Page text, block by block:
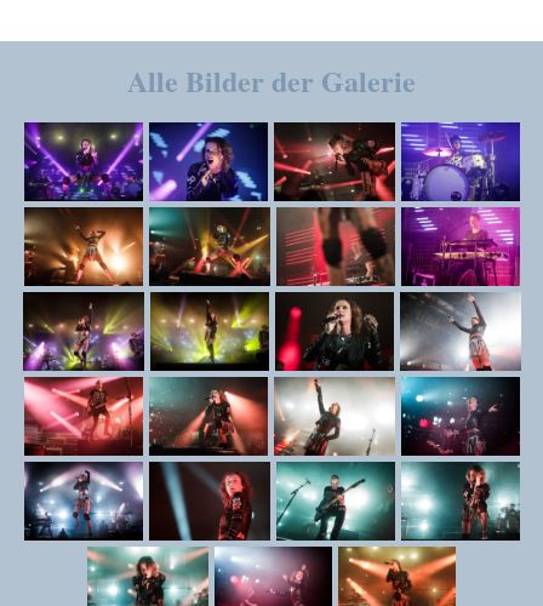
Alle Bilder der Galerie